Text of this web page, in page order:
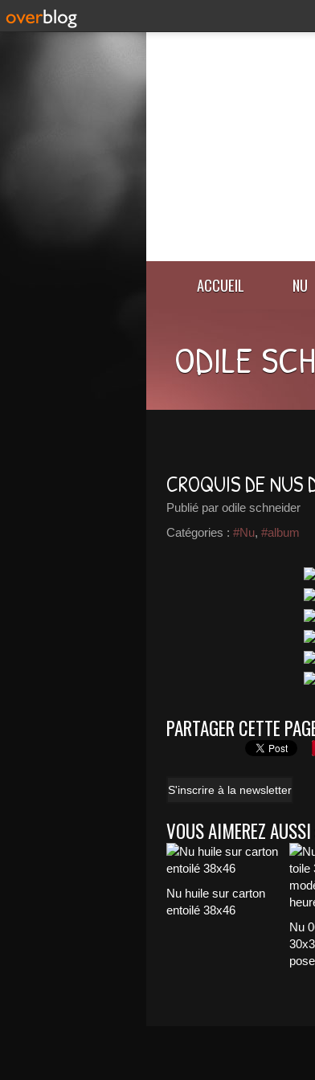
ACCUEIL NU
ODILE
CROQUIS DE NUS
Publié par odile schneider
Catégories : #Nu, #album
PARTAGER CETTE
S'inscrire à la newsletter
VOUS AIMEREZ
Nu huile sur carton
entoilé 38x46
Nu